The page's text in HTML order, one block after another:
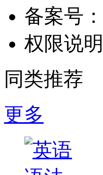
备案号：
权限说明
同类推荐
更多